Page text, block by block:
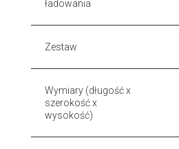
ładowania
Zestaw
Wymiary (długość x
szerokość x
wysokość)